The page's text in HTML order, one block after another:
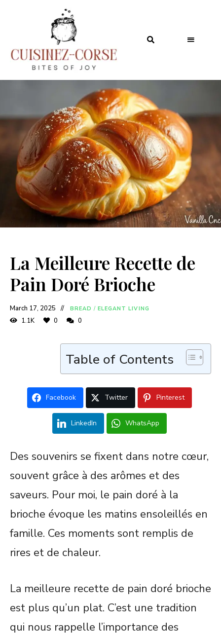
La Meilleure Recette de
Pain Doré Brioche
March 17, 2025 BREAD / ELEGANT LIVING
1.1K 0 0
Table of Contents
Facebook Twitter Pinterest
LinkedIn WhatsApp
Des souvenirs se fixent dans notre cœur,
souvent grâce à des arômes et des
saveurs. Pour moi, le pain doré à la
brioche évoque les matins ensoleillés en
famille. Ces moments sont remplis de
rires et de chaleur.
La meilleure recette de pain doré brioche
est plus qu’un plat. C’est une tradition
qui nous rappelle l’importance des